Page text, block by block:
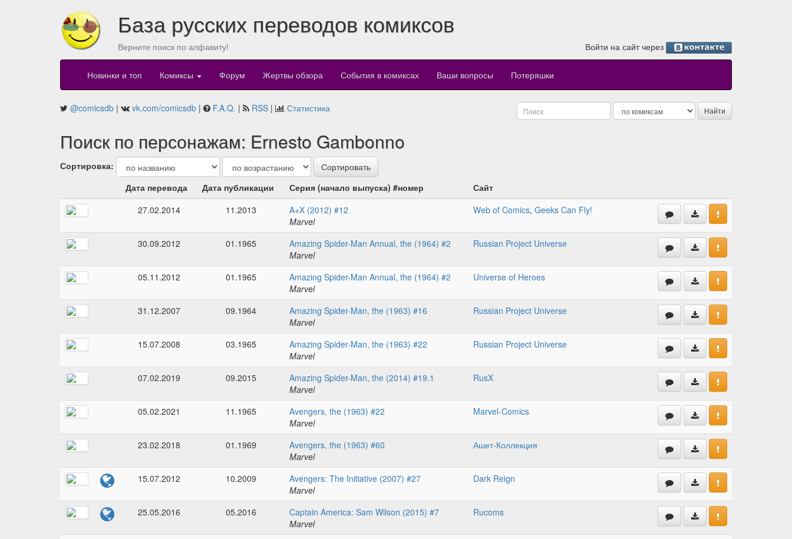
База русских переводов комиксов
Верните поиск по алфавиту! Войти на сайт через
Новинки и топ Комиксы Форум Жертвы обзора События в комиксах Ваши вопросы Потеряшки
@comicsdb | vk.com/comicsdb | F.A.Q. | RSS | Статистика
Поиск по персонажам: Ernesto Gambonno
Сортировка:
Дата перевода
Дата публикации Серия (начало выпуска) #номер
Сайт
27.02.2014
11.2013
A+X (2012) #12
Marvel
Web of Comics, Geeks Can Fly!
30.09.2012 01.1965
Amazing Spider-Man Annual, the (1964) #2
Marvel
Russian Project Universe
05.11.2012 01.1965
Amazing Spider-Man Annual, the (1964) #2
Marvel
Universe of Heroes
31.12.2007 09.1964
Amazing Spider-Man, the (1963) #16
Marvel
Russian Project Universe
15.07.2008 03.1965
Amazing Spider-Man, the (1963) #22
Marvel
Russian Project Universe
07.02.2019 09.2015
Amazing Spider-Man, the (2014) #19.1
Marvel
RusX
05.02.2021 11.1965
Avengers, the (1963) #22
Marvel
Marvel-Comics
23.02.2018 01.1969
Avengers, the (1963) #60
Marvel
Ашет-Коллекция
15.07.2012 10.2009
Avengers: The Initiative (2007) #27
Marvel
Dark Reign
25.05.2016 05.2016
Captain America: Sam Wilson (2015) #7
Marvel
Rucoms